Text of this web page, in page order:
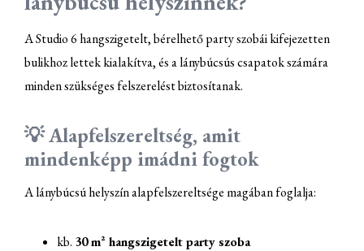
A Studio 6 hangszigetelt, bérelhető party szobái kifejezetten
bulikhoz lettek kialakítva, és a lánybúcsús csapatok számára
minden szükséges felszerelést biztosítanak.
💡 Alapfelszereltség, amit
mindenképp imádni fogtok
A lánybúcsú helyszín alapfelszereltsége magában foglalja:
kb. 30 m² hangszigetelt party szoba